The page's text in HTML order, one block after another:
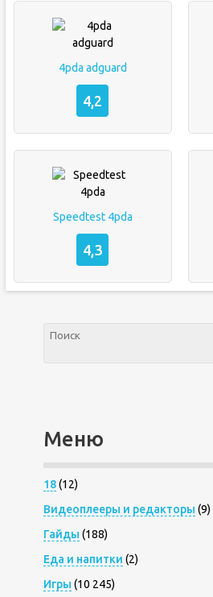
4pda adguard
4,2
Speedtest 4pda
4,3
Меню
18(12)
Видеоплееры и редакторы (9)
Гайды (188)
Еда и напитки (2)
Игры (10 245)